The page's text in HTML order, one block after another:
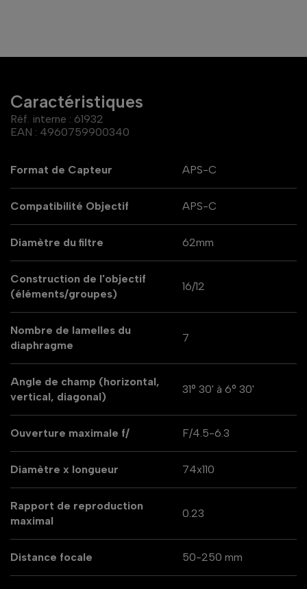
Caractéristiques
Réf. interne : 61932
EAN : 4960759900340
Format de Capteur APS-C
Compatibilité Objectif APS-C
Diamètre du filtre 62mm
Construction de l'objectif
(éléments/groupes)
16/12
Nombre de lamelles du
diaphragme
7
Angle de champ (horizontal,
vertical, diagonal)
31° 30' à 6° 30'
Ouverture maximale f/ F/4.5-6.3
Diamètre x longueur 74x110
Rapport de reproduction
maximal
0.23
Distance focale 50-250 mm